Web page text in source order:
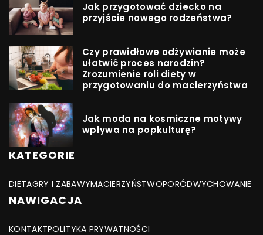
Jak przygotować dziecko na
przyjście nowego rodzeństwa?
Czy prawidłowe odżywianie może
ułatwić proces narodzin?
Zrozumienie roli diety w
przygotowaniu do macierzyństwa
Jak moda na kosmiczne motywy
wpływa na popkulturę?
KATEGORIE
DIETAGRY I ZABAWYMACIERZYŃSTWOPORÓDWYCHOWANIE
NAWIGACJA
KONTAKTPOLITYKA PRYWATNOŚCI